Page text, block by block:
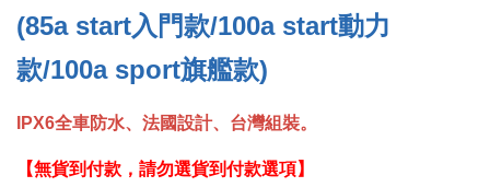
(85a start入門款/100a start動力
款/100a sport旗艦款)
IPX6全車防水、法國設計、台灣組裝。
【無貨到付款，請勿選貨到付款選項】